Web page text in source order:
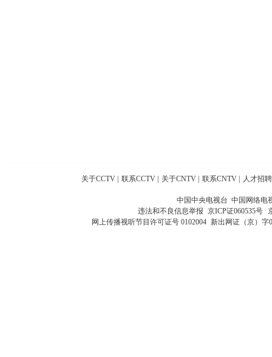
关于CCTV 联系CCTV 关于CNTV 联系CNTV 人才招聘
中国中央电视台 中国网络电
违法和不良信息举报 京ICP证060535号
网上传播视听节目许可证号 0102004 新出网证（京）